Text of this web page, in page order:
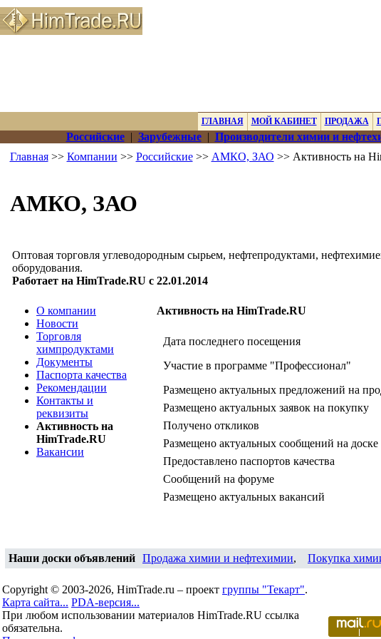
ГЛАВНАЯ МОЙ КАБИНЕТ ПРОДАЖА
Российские| Зарубежные| Производители химии и
Главная>> Компании >> Российские>> АМКО, ЗАО >> Активность на
АМКО, ЗАО
Оптовая торговля углеводородным сырьем, нефтепродуктами,
оборудования.
Работает на HimTrade.RU с 22.01.2014
О компании
Новости
Торговля
химпродуктами
Документы
Паспорта качества
Рекомендации
Контакты и
реквизиты
Активность на
HimTrade.RU
Вакансии
Активность на HimTrade.RU
Дата последнего посещения
Участие в программе "Профессионал"
Размещено актуальных предложений на
Размещено актуальных заявок на покупку
Получено откликов
Размещено актуальных сообщений на доске
Предоставлено паспортов качества
Сообщений на форуме
Размещено актуальных вакансий
Наши доски объявлений Продажа химии и нефтехимии, Покупка
Copyright © 2003-2026, HimTrade.ru – проект группы "Текарт".
Карта сайта... PDA-версия...
При любом использовании материалов HimTrade.RU ссылка
обязательна.